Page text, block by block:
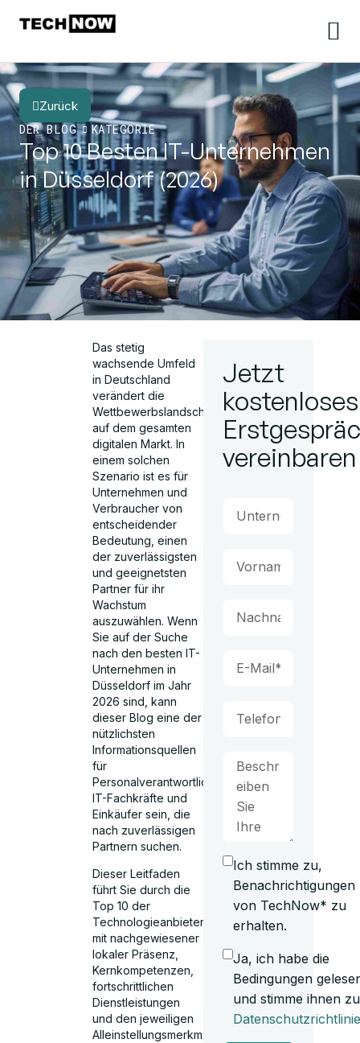
Zurück
DER BLOG
KATEGORIE
Top 10 Besten IT-Unternehmen
in Düsseldorf (2026)
Das stetig
wachsende Umfeld
in Deutschland
verändert die
Wettbewerbslandschaft
auf dem gesamten
digitalen Markt. In
einem solchen
Szenario ist es für
Unternehmen und
Verbraucher von
entscheidender
Bedeutung, einen
der zuverlässigsten
und geeignetsten
Partner für ihr
Wachstum
auszuwählen. Wenn
Sie auf der Suche
nach den besten IT-
Unternehmen in
Düsseldorf im Jahr
2026 sind, kann
dieser Blog eine der
nützlichsten
Informationsquellen
für
Personalverantwortliche,
IT-Fachkräfte und
Einkäufer sein, die
nach zuverlässigen
Partnern suchen.
Dieser Leitfaden
führt Sie durch die
Top 10 der
Technologieanbieter
mit nachgewiesener
lokaler Präsenz,
Kernkompetenzen,
fortschrittlichen
Dienstleistungen
und den jeweiligen
Alleinstellungsmerkmalen.
Jetzt
kostenloses
vereinbaren
Ich stimme zu,
Benachrichtigungen
von TechNow* zu
erhalten.
Ja, ich habe die
Bedingungen
und stimme ihnen
Datenschutzrichtlinie